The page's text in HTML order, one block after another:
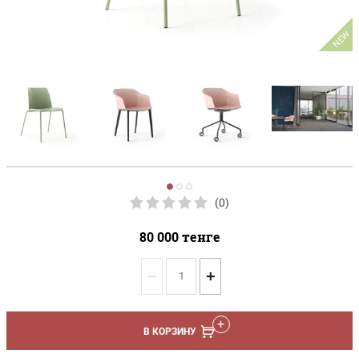
NEW
(0)
80 000тенге
− +
В КОРЗИНУ